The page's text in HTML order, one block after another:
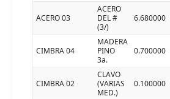
ACERO 03
ACERO
DEL #
(3/)
6.680000
CIMBRA 04
MADERA
PINO
3a.
0.700000
CIMBRA 02
CLAVO
(VARIAS
MED.)
0.100000